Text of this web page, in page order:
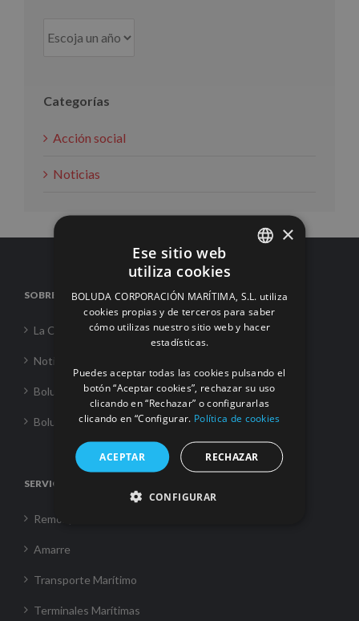
Categorías
Acción social
Noticias
SOBRE NOSOTROS
La Corporación
Noticias
Boluda Towage
Boluda Shipping
SERVICIOS
Remolque
Amarre
Transporte Marítimo
Terminales Marítimas
ENGLISH
FRENCH
×
Ese sitio web
utiliza cookies
BOLUDA CORPORACIÓN MARÍTIMA, S.L. utiliza
cookies propias y de terceros para saber
cómo utilizas nuestro sitio web y hacer
estadísticas.
Puedes aceptar todas las cookies pulsando el
botón “Aceptar cookies”, rechazar su uso
clicando en “Rechazar” o configurarlas
clicando en “Configurar. Política de cookies
ACEPTAR RECHAZAR
CONFIGURAR